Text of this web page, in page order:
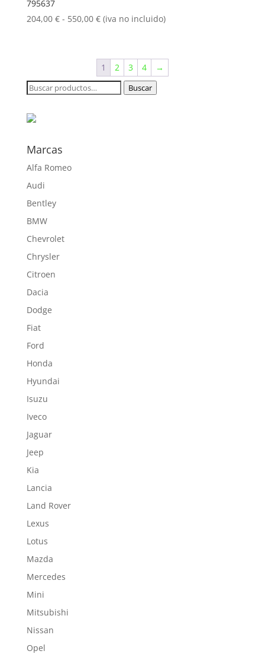
460,90 €
795637
204,00 € - 550,00 €Rango
desde
204,00 €
(iva no incluido)
1 2 3 4
→
Buscar
Buscar
Marcas
Alfa Romeo
Audi
Bentley
BMW
Chevrolet
Chrysler
Citroen
Dacia
Dodge
Fiat
Ford
Honda
Hyundai
Isuzu
Iveco
Jaguar
Jeep
Kia
Lancia
Land Rover
Lexus
Lotus
Mazda
Mercedes
Mini
Mitsubishi
Nissan
Opel